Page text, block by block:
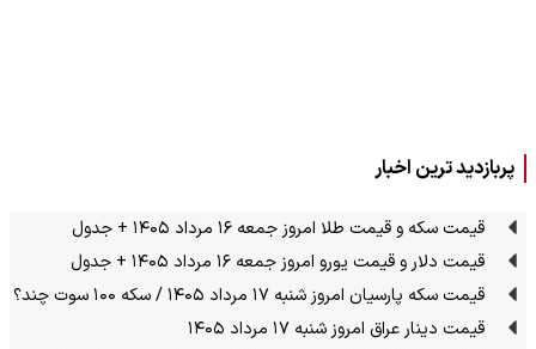
پربازدید ترین اخبار
قیمت سکه و قیمت طلا امروز جمعه ۱۶ مرداد ۱۴۰۵ + جدول
قیمت دلار و قیمت یورو امروز جمعه ۱۶ مرداد ۱۴۰۵ + جدول
قیمت سکه پارسیان امروز شنبه ۱۷ مرداد ۱۴۰۵ / سکه ۱۰۰ سوت چند؟
قیمت دینار عراق امروز شنبه ۱۷ مرداد ۱۴۰۵